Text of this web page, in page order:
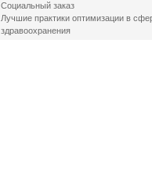
Социальный заказ
Лучшие практики оптимизации в
здравоохранения